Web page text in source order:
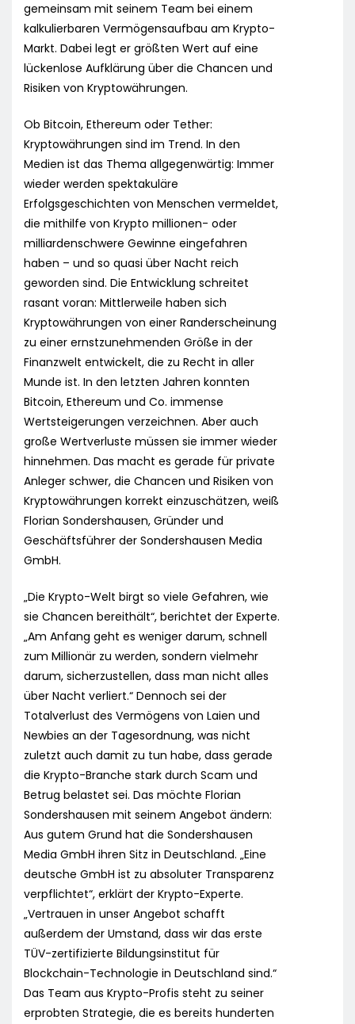
gemeinsam mit seinem Team bei einem
kalkulierbaren Vermögensaufbau am Krypto-
Markt. Dabei legt er größten Wert auf eine
lückenlose Aufklärung über die Chancen und
Risiken von Kryptowährungen.
Ob Bitcoin, Ethereum oder Tether:
Kryptowährungen sind im Trend. In den
Medien ist das Thema allgegenwärtig: Immer
wieder werden spektakuläre
Erfolgsgeschichten von Menschen vermeldet,
die mithilfe von Krypto millionen- oder
milliardenschwere Gewinne eingefahren
haben – und so quasi über Nacht reich
geworden sind. Die Entwicklung schreitet
rasant voran: Mittlerweile haben sich
Kryptowährungen von einer Randerscheinung
zu einer ernstzunehmenden Größe in der
Finanzwelt entwickelt, die zu Recht in aller
Munde ist. In den letzten Jahren konnten
Bitcoin, Ethereum und Co. immense
Wertsteigerungen verzeichnen. Aber auch
große Wertverluste müssen sie immer wieder
hinnehmen. Das macht es gerade für private
Anleger schwer, die Chancen und Risiken von
Kryptowährungen korrekt einzuschätzen, weiß
Florian Sondershausen, Gründer und
Geschäftsführer der Sondershausen Media
GmbH.
„Die Krypto-Welt birgt so viele Gefahren, wie
sie Chancen bereithält“, berichtet der Experte.
„Am Anfang geht es weniger darum, schnell
zum Millionär zu werden, sondern vielmehr
darum, sicherzustellen, dass man nicht alles
über Nacht verliert.“ Dennoch sei der
Totalverlust des Vermögens von Laien und
Newbies an der Tagesordnung, was nicht
zuletzt auch damit zu tun habe, dass gerade
die Krypto-Branche stark durch Scam und
Betrug belastet sei. Das möchte Florian
Sondershausen mit seinem Angebot ändern:
Aus gutem Grund hat die Sondershausen
Media GmbH ihren Sitz in Deutschland. „Eine
deutsche GmbH ist zu absoluter Transparenz
verpflichtet“, erklärt der Krypto-Experte.
„Vertrauen in unser Angebot schafft
außerdem der Umstand, dass wir das erste
TÜV-zertifizierte Bildungsinstitut für
Blockchain-Technologie in Deutschland sind.“
Das Team aus Krypto-Profis steht zu seiner
erprobten Strategie, die es bereits hunderten